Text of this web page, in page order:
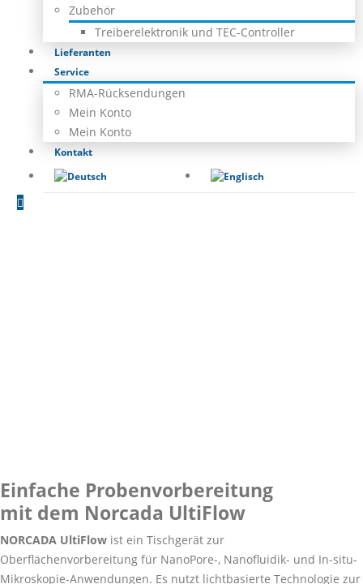
Zubehör
Treiberelektronik und TEC-Controller
Lieferanten
Service
RMA-Rücksendungen
Mein Konto
Mein Konto
Kontakt
Einfache Probenvorbereitung
mit dem Norcada UltiFlow
NORCADA UltiFlow ist ein Tischgerät zur
Oberflächenvorbereitung für NanoPore-, Nanofluidik- und In-situ-
Mikroskopie-Anwendungen. Es nutzt lichtbasierte Technologie zur